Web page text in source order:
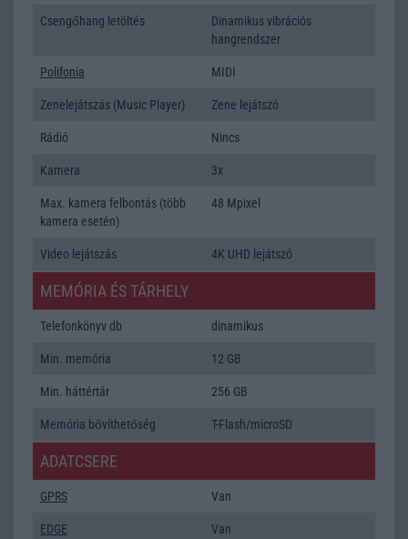
Csengőhang letöltés
Dinamikus vibrációs
hangrendszer
Polifonia MIDI
Zenelejátszás (Music Player) Zene lejátszó
Rádió Nincs
Kamera 3x
Max. kamera felbontás (több
kamera esetén)
48 Mpixel
Video lejátszás 4K UHD lejátszó
MEMÓRIA ÉS TÁRHELY
Telefonkönyv db dinamikus
Min. memória 12 GB
Min. háttértár 256 GB
Memória bővíthetőség T-Flash/microSD
ADATCSERE
GPRS Van
EDGE Van